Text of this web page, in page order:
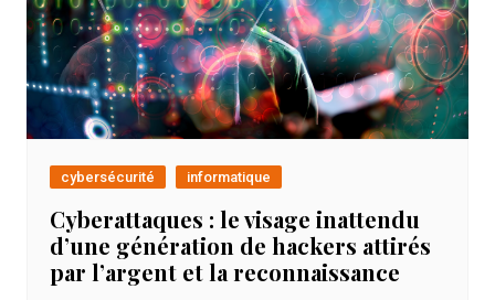
cybersécurité informatique
Cyberattaques : le visage inattendu
d’une génération de hackers attirés
par l’argent et la reconnaissance